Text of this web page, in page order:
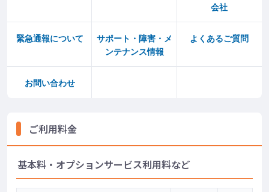
会社
緊急通報について
サポート・障害・メ
ンテナンス情報
よくあるご質問
お問い合わせ
ご利用料金
基本料・オプションサービス利用料など